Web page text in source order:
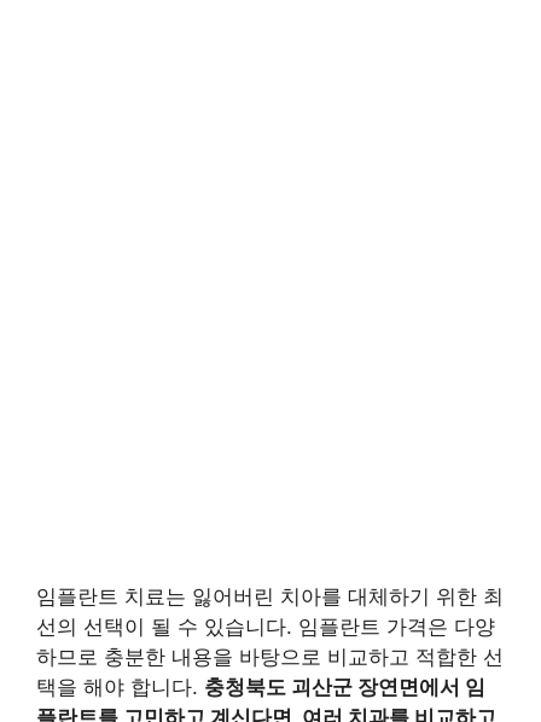
임플란트 치료는 잃어버린 치아를 대체하기 위한 최
선의 선택이 될 수 있습니다. 임플란트 가격은 다양
하므로 충분한 내용을 바탕으로 비교하고 적합한 선
택을 해야 합니다. 충청북도 괴산군 장연면에서 임